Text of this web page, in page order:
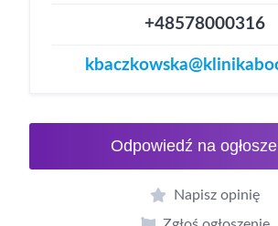
+48578000316
Odpowiedź na
Napisz opinię